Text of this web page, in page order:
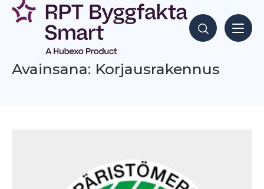
Siirry
sisältöön
Hae sisältöjä
Avainsana: Korjausrakennus